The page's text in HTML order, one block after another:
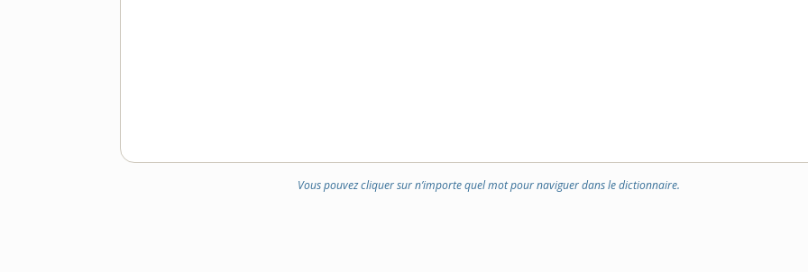
Vous pouvez cliquer sur n’importe quel mot pour naviguer dans le dictionnaire.